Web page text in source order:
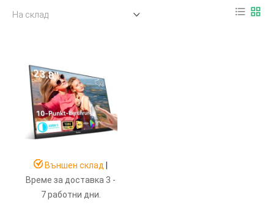
format_list_bulleted grid_view
Външен склад
Време за доставка 3 -
7 работни дни.